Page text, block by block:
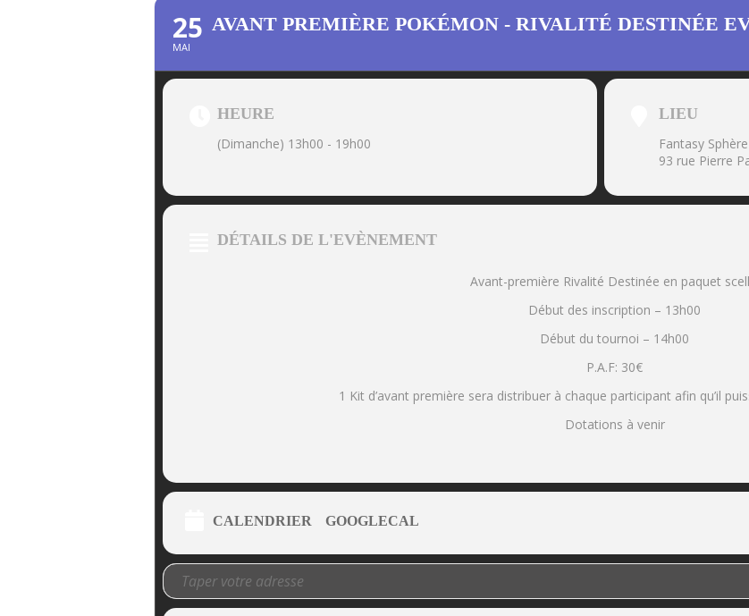
25
MAI
AVANT PREMIÈRE POKÉMON - RIVALITÉ DESTINÉE
HEURE
(Dimanche) 13h00 - 19h00
LIEU
Fantasy Sphère
93 rue Pierre
DÉTAILS DE L'EVÈNEMENT
Avant-première Rivalité Destinée en paquet
Début des inscription – 13h00
Début du tournoi – 14h00
P.A.F: 30€
1 Kit d’avant première sera distribuer à chaque participant afin qu’il
Dotations à venir
CALENDRIER GOOGLECAL